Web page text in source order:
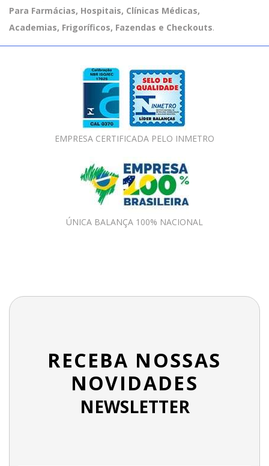
Para Farmácias, Hospitais, Clínicas Médicas,
Academias, Frigoríficos, Fazendas e Checkouts.
EMPRESA CERTIFICADA PELO INMETRO
ÚNICA BALANÇA 100% NACIONAL
RECEBA NOSSAS
NOVIDADES
NEWSLETTER